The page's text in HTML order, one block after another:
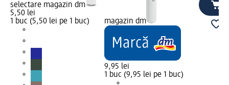
selectare magazin dm
5,50 lei
1 buc (5,50 lei pe 1 buc)
magazin dm
9,95 lei
1 buc (9,95 lei pe 1 buc)